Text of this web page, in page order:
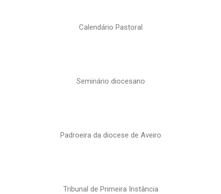
Calendário Pastoral
Seminário diocesano
Padroeira da diocese de Aveiro
Tribunal de Primeira Instância